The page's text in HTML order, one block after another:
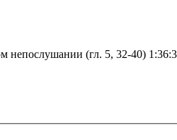
непослушании (гл. 5, 32-40)